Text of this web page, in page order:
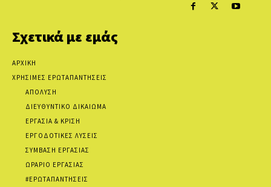
Σχετικά με εμάς
ΑΡΧΙΚΗ
ΧΡΗΣΙΜΕΣ ΕΡΩΤΑΠΑΝΤΗΣΕΙΣ
ΑΠΟΛΥΣΗ
ΔΙΕΥΘΥΝΤΙΚΟ ΔΙΚΑΙΩΜΑ
ΕΡΓΑΣΙΑ & ΚΡΙΣΗ
ΕΡΓΟΔΟΤΙΚΕΣ ΛΥΣΕΙΣ
ΣΥΜΒΑΣΗ ΕΡΓΑΣΙΑΣ
ΩΡΑΡΙΟ ΕΡΓΑΣΙΑΣ
#ΕΡΩΤΑΠΑΝΤΗΣΕΙΣ